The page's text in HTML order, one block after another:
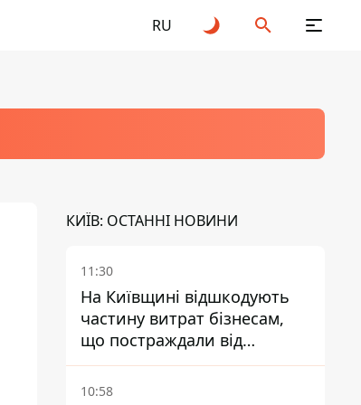
RU
КИЇВ: ОСТАННІ НОВИНИ
11:30
На Київщині відшкодують
частину витрат бізнесам,
що постраждали від
прильотів ракет
10:58